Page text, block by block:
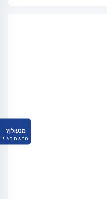
מנעולן?
הרשם כאן !